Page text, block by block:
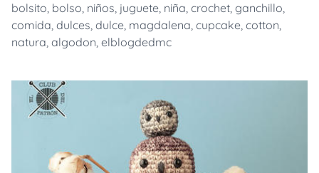
bolsito, bolso, niños, juguete, niña, crochet, ganchillo,
comida, dulces, dulce, magdalena, cupcake, cotton,
natura, algodon, elblogdedmc